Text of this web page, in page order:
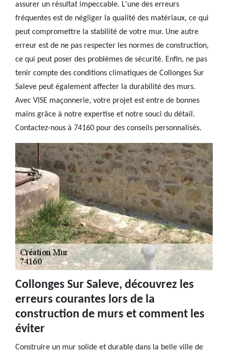
assurer un résultat impeccable. L'une des erreurs
fréquentes est de négliger la qualité des matériaux, ce qui
peut compromettre la stabilité de votre mur. Une autre
erreur est de ne pas respecter les normes de construction,
ce qui peut poser des problèmes de sécurité. Enfin, ne pas
tenir compte des conditions climatiques de Collonges Sur
Saleve peut également affecter la durabilité des murs.
Avec VISE maçonnerie, votre projet est entre de bonnes
mains grâce à notre expertise et notre souci du détail.
Contactez-nous à 74160 pour des conseils personnalisés.
Collonges Sur Saleve, découvrez les
erreurs courantes lors de la
construction de murs et comment les
éviter
Construire un mur solide et durable dans la belle ville de